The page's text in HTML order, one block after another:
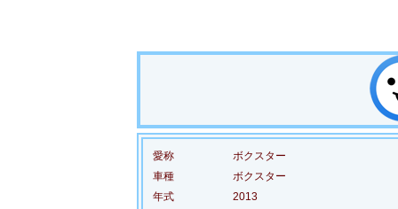
愛称
ボクスター
車種
ボクスター
年式
2013